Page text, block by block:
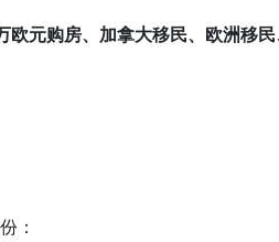
元购房、加拿大移民、欧洲移
：